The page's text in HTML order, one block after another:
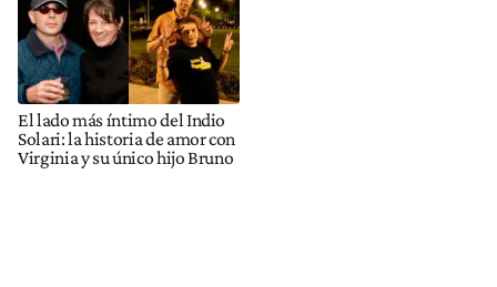
El lado más íntimo del Indio
Solari: la historia de amor con
Virginia y su único hijo Bruno